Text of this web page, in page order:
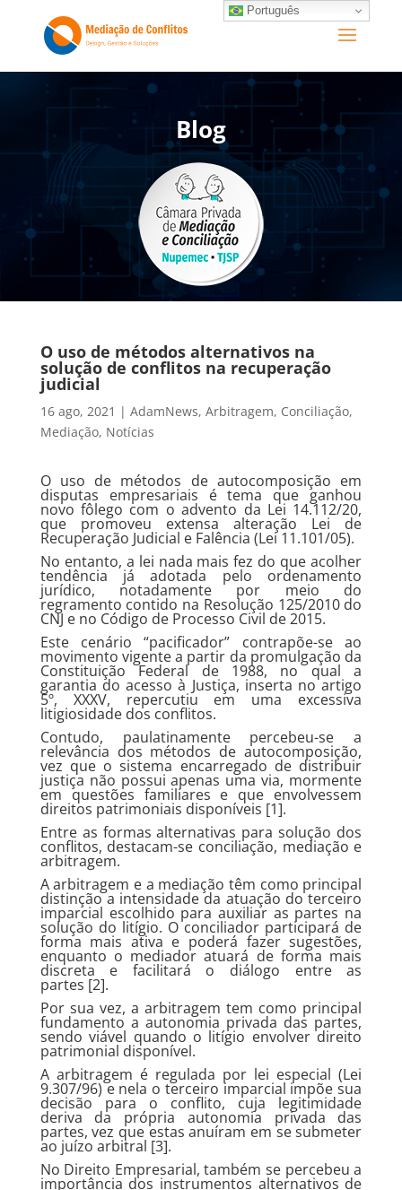
Blog
O uso de métodos alternativos na
solução de conflitos na recuperação
judicial
16 ago, 2021 | AdamNews, Arbitragem, Conciliação,
Mediação, Notícias
O uso de métodos de autocomposição em
disputas empresariais é tema que ganhou
novo fôlego com o advento da Lei 14.112/20,
que promoveu extensa alteração Lei de
Recuperação Judicial e Falência (Lei 11.101/05).
No entanto, a lei nada mais fez do que acolher
tendência já adotada pelo ordenamento
jurídico, notadamente por meio do
regramento contido na Resolução 125/2010 do
CNJ e no Código de Processo Civil de 2015.
Este cenário “pacificador” contrapõe-se ao
movimento vigente a partir da promulgação da
Constituição Federal de 1988, no qual a
garantia do acesso à Justiça, inserta no artigo
5º, XXXV, repercutiu em uma excessiva
litigiosidade dos conflitos.
Contudo, paulatinamente percebeu-se a
relevância dos métodos de autocomposição,
vez que o sistema encarregado de distribuir
justiça não possui apenas uma via, mormente
em questões familiares e que envolvessem
direitos patrimoniais disponíveis [1].
Entre as formas alternativas para solução dos
conflitos, destacam-se conciliação, mediação e
arbitragem.
A arbitragem e a mediação têm como principal
distinção a intensidade da atuação do terceiro
imparcial escolhido para auxiliar as partes na
solução do litígio. O conciliador participará de
forma mais ativa e poderá fazer sugestões,
enquanto o mediador atuará de forma mais
discreta e facilitará o diálogo entre as
partes [2].
Por sua vez, a arbitragem tem como principal
fundamento a autonomia privada das partes,
sendo viável quando o litígio envolver direito
patrimonial disponível.
A arbitragem é regulada por lei especial (Lei
9.307/96) e nela o terceiro imparcial impõe sua
decisão para o conflito, cuja legitimidade
deriva da própria autonomia privada das
partes, vez que estas anuíram em se submeter
ao juízo arbitral [3].
No Direito Empresarial, também se percebeu a
importância dos instrumentos alternativos de
Português